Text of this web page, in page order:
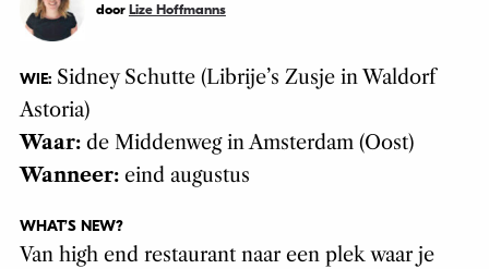
door Lize Hoffmanns
WIE:Sidney Schutte (Librije’s Zusje in Waldorf
Astoria)
Waar:de Middenweg in Amsterdam (Oost)
Wanneer:eind augustus
WHAT’S NEW?
Van high end restaurant naar een plek waar je